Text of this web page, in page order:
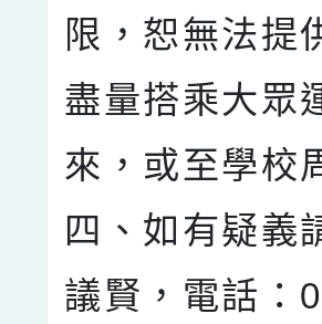
限，恕無法提
盡量搭乘大眾
來，或至學校
四、如有疑義
議賢，電話：